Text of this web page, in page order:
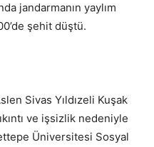
jandarmanın yaylım
şehit düştü.
Sivas Yıldızeli Kuşak
ve işsizlik nedeniyle
Üniversitesi Sosyal